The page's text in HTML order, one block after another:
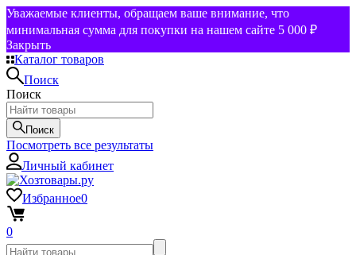
Уважаемые клиенты, обращаем ваше внимание, что
минимальная сумма для покупки на нашем сайте 5 000 ₽
Закрыть
Каталог товаров
Поиск
Поиск
Поиск
Посмотреть все результаты
Личный кабинет
Избранное0
0